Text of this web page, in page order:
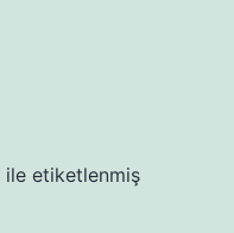
ile etiketlenmiş